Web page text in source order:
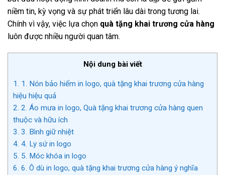
niềm tin, kỳ vọng và sự phát triển lâu dài trong tương lai.
Chính vì vậy, việc lựa chọn quà tặng khai trương cửa hàng
luôn được nhiều người quan tâm.
Nội dung bài viết
1. 1. Nón bảo hiểm in logo, quà tặng khai trương cửa hàng
hiệu hiệu quả
2. 2. Áo mưa in logo, Quà tặng khai trương cửa hàng quen
thuộc và hữu ích
3. 3. Bình giữ nhiệt
4. 4. Ly sứ in logo
5. 5. Móc khóa in logo
6. 6. Ô dù in logo, quà tặng khai trương cửa hàng ý nghĩa